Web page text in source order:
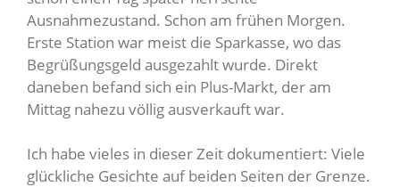
Ausnahmezustand. Schon am frühen Morgen.
Erste Station war meist die Sparkasse, wo das
Begrüßungsgeld ausgezahlt wurde. Direkt
daneben befand sich ein Plus-Markt, der am
Mittag nahezu völlig ausverkauft war.
Ich habe vieles in dieser Zeit dokumentiert: Viele
glückliche Gesichte auf beiden Seiten der Grenze.